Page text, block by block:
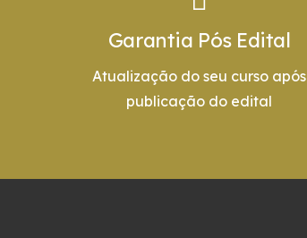
Garantia Pós Edital
Atualização do seu curso após
publicação do edital